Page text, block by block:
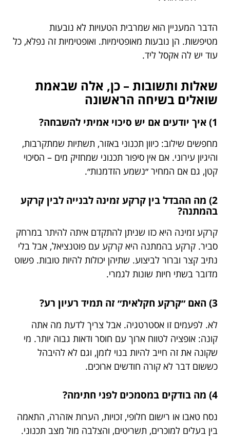
הדבר המעניין הוא שמרבית הטעויות לא נובעות
מטיפשות. הן נובעות מאופטימיות. ואופטימיות זה נפלא, כל
עוד יש לה אקסל ליד.
שאלות ותשובות – כן, אלה שבאמת
שואלים בשיחה הראשונה
1) איך יודעים אם יש סיכוי אמיתי להשבחה?
מחפשים שילוב: כיוון תכנוני באזור, תשתיות שמתקרבות,
והיגיון עירוני. אם אין סיפור תכנוני שמחזיק מים – הסיכוי
קטן, גם אם המחיר ״נשמע הזדמנות״.
2) מה ההבדל בין קרקע זמינה לבנייה לבין קרקע
בהמתנה?
קרקע זמינה היא כזו שניתן להתקדם איתה להיתר במרחק
סביר. קרקע בהמתנה היא קרקע עם פוטנציאל, אבל בלי
נתיב קצר וברור לביצוע. שתיהן יכולות להיות טובות. פשוט
מדובר בשתי חיות שונות לגמרי.
3) האם ״קרקע חקלאית״ זה תמיד רעיון רע?
לא. לפעמים זו אסטרטגיה. אבל צריך לדעת מה אתה
קונה: אופציה לטווח ארוך עם חוסר ודאות גבוה יותר. מי
שקונה את זה חייב להיות בנוי לזמן, וגם לא להיבהל
כששום דבר לא קורה חודשים ארוכים.
4) מה בודקים במסמכים לפני חתימה?
נסח טאבו או רישום חלופי, זכויות, הערות אזהרה, התאמה
בין בעלים למוכרים, תשריטים, והצלבה מול מצב תכנוני.